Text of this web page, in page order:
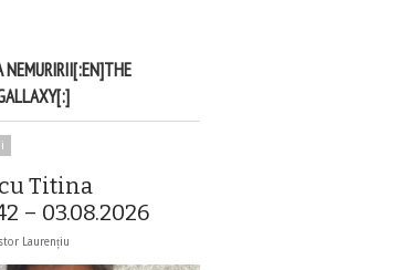
Titina
– 03.08.2026
Laurențiu